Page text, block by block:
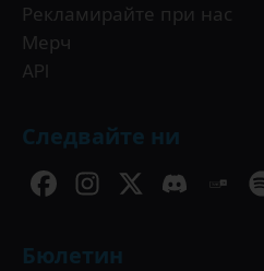
Рекламирайте при нас
Мерч
API
Следвайте ни
Бюлетин